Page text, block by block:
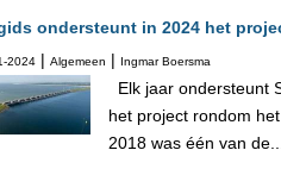
ondersteunt in 2024 het
2024 | Algemeen | Ingmar Boersma
Elk jaar ondersteunt
het project rondom
2018 was één van de...